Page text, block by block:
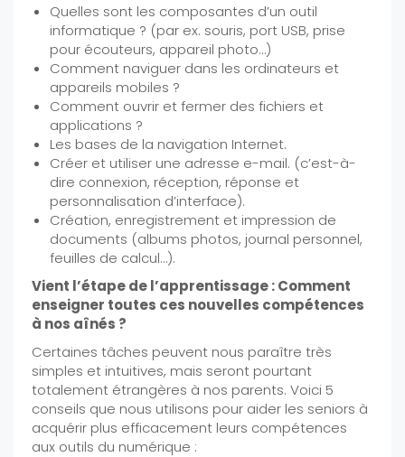
Quelles sont les composantes d’un outil
informatique ? (par ex. souris, port USB, prise
pour écouteurs, appareil photo…)
Comment naviguer dans les ordinateurs et
appareils mobiles ?
Comment ouvrir et fermer des fichiers et
applications ?
Les bases de la navigation Internet.
Créer et utiliser une adresse e-mail. (c’est-à-
dire connexion, réception, réponse et
personnalisation d’interface).
Création, enregistrement et impression de
documents (albums photos, journal personnel,
feuilles de calcul…).
Vient l’étape de l’apprentissage : Comment
enseigner toutes ces nouvelles compétences
à nos aînés ?
Certaines tâches peuvent nous paraître très
simples et intuitives, mais seront pourtant
totalement étrangères à nos parents. Voici 5
conseils que nous utilisons pour aider les seniors à
acquérir plus efficacement leurs compétences
aux outils du numérique :